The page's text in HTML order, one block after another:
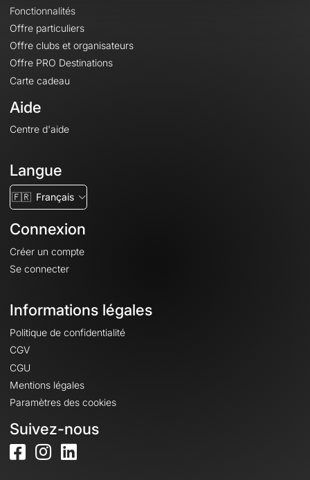
Fonctionnalités
Offre particuliers
Offre clubs et organisateurs
Offre PRO Destinations
Carte cadeau
Aide
Centre d'aide
Langue
🇫🇷 Français
Connexion
Créer un compte
Se connecter
Informations légales
Politique de confidentialité
CGV
CGU
Mentions légales
Paramètres des cookies
Suivez-nous